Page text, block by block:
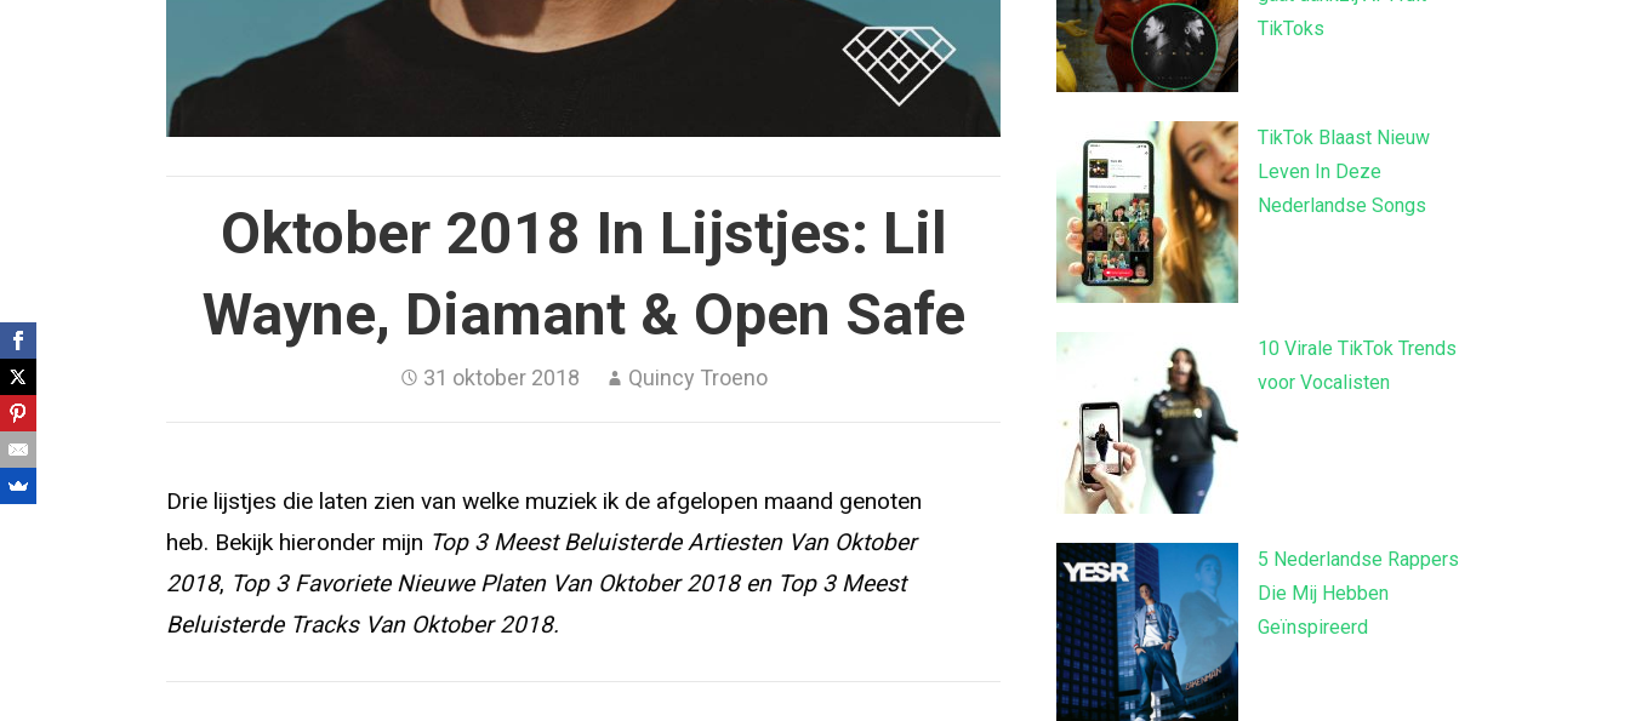
Oktober 2018 In Lijstjes: Lil
Wayne, Diamant & Open Safe
31 oktober 2018 Quincy Troeno
Drie lijstjes die laten zien van welke muziek ik de afgelopen maand genoten
heb. Bekijk hieronder mijn Top 3 Meest Beluisterde Artiesten Van Oktober
2018, Top 3 Favoriete Nieuwe Platen Van Oktober 2018 enTop 3 Meest
Beluisterde Tracks Van Oktober 2018.
TikToks
TikTok Blaast Nieuw
Leven In Deze
Nederlandse Songs
10 Virale TikTok Trends
voor Vocalisten
5 Nederlandse Rappers
Die Mij Hebben
Geïnspireerd